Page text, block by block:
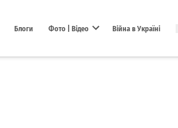
Блоги Фото | Відео Війна в Україні